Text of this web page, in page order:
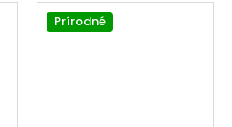
5
hviezdičiek.
Prírodné